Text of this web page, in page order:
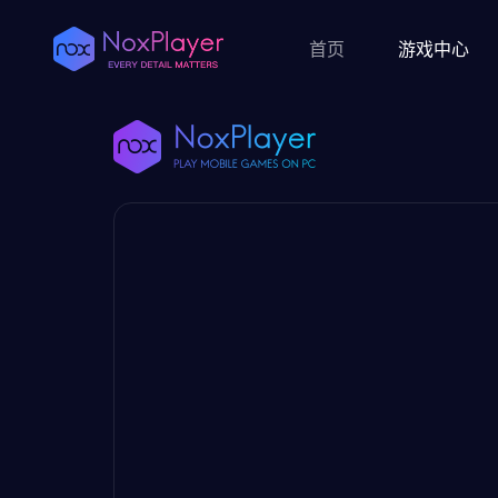
首页 游戏中心